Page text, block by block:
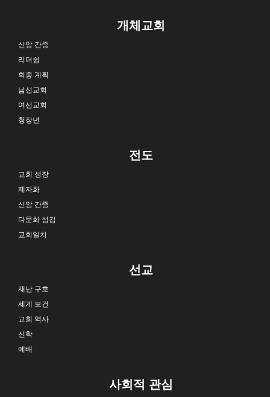
개체교회
신앙 간증
리더쉽
회중 계획
남선교회
여선교회
청장년
전도
교회 성장
제자화
신앙 간증
다문화 섬김
교회일치
선교
재난 구호
세계 보건
교회 역사
신학
예배
사회적 관심